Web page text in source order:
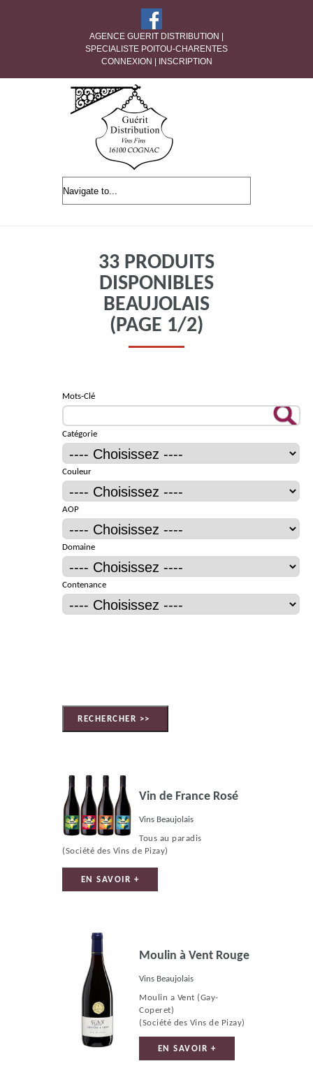
AGENCE GUERIT DISTRIBUTION |
SPECIALISTE POITOU-CHARENTES
CONNEXION
INSCRIPTION
33 PRODUITS
DISPONIBLES
BEAUJOLAIS
(PAGE 1/2)
Mots-Clé
Catégorie
Couleur
AOP
Domaine
Contenance
Vin de France Rosé
Vins Beaujolais
Tous au paradis
(Société des Vins de Pizay)
EN SAVOIR +
Moulin à Vent Rouge
Vins Beaujolais
Moulin a Vent (Gay-
Coperet)
(Société des Vins de Pizay)
EN SAVOIR +